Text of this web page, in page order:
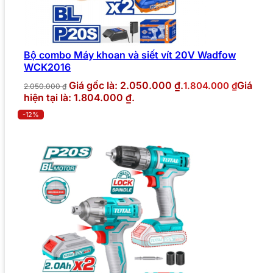
Bộ combo Máy khoan và siết vít 20V Wadfow
WCK2016
2.050.000₫ Giá gốc là: 2.050.000 ₫.1.804.000 ₫Giá
hiện tại là: 1.804.000 ₫.
-12%